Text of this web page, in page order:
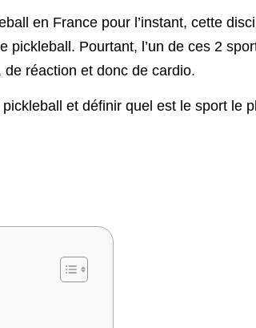
en France pour l’instant, cette
Pourtant, l’un de ces 2
réaction et donc de cardio.
et définir quel est le sport le